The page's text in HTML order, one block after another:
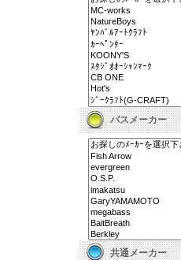
バスメーカー
共通メーカー